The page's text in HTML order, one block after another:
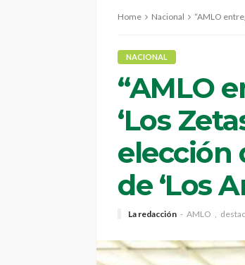
Home Nacional “AMLO entregaría
NACIONAL
“AMLO
‘Los
elección
de ‘Los
La redacción AMLO